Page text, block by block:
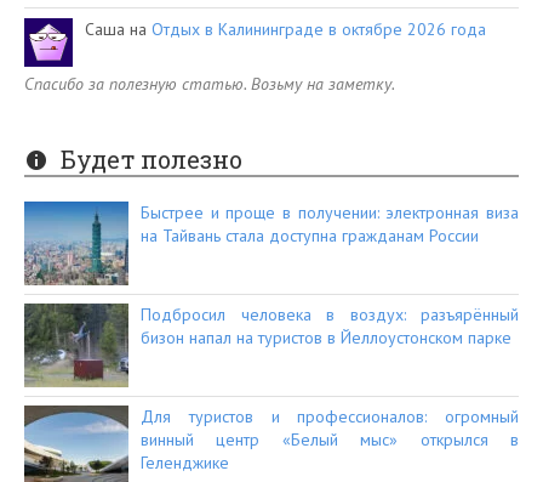
Саша на Отдых в Калининграде в октябре 2026 года
Спасибо за полезную статью. Возьму на заметку.
Будет полезно
Быстрее и проще в получении: электронная виза
на Тайвань стала доступна гражданам России
Подбросил человека в воздух: разъярённый
бизон напал на туристов в Йеллоустонском парке
Для туристов и профессионалов: огромный
винный центр «Белый мыс» открылся в
Геленджике